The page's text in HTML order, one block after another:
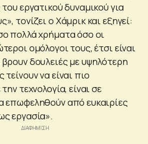
εργατικού δυναμικού για
τονίζει ο Χάμρικ και εξηγεί:
πολλά χρήματα όσο οι
ομόλογοι τους, έτσι είναι
δουλειές με υψηλότερη
να είναι πιο
τεχνολογία, είναι σε
επωφεληθούν από ευκαιρίες
εργασία».